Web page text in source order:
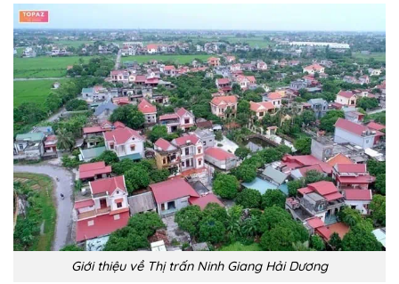
Giới thiệu về Thị trấn Ninh Giang Hải Dương